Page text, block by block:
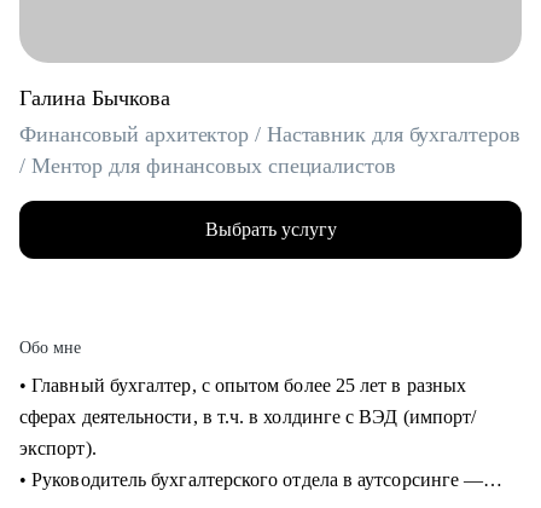
Галина Бычкова
Финансовый архитектор / Наставник для бухгалтеров
/ Ментор для финансовых специалистов
Выбрать услугу
Обо мне
• Главный бухгалтер, с опытом более 25 лет в разных
сферах деятельности, в т.ч. в холдинге с ВЭД (импорт/
экспорт).
• Руководитель бухгалтерского отдела в аутсорсинге —